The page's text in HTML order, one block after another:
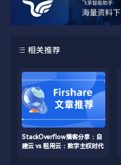
相关推荐
StackOverflow播客分享：自
建云 vs 租用云：数字主权时代